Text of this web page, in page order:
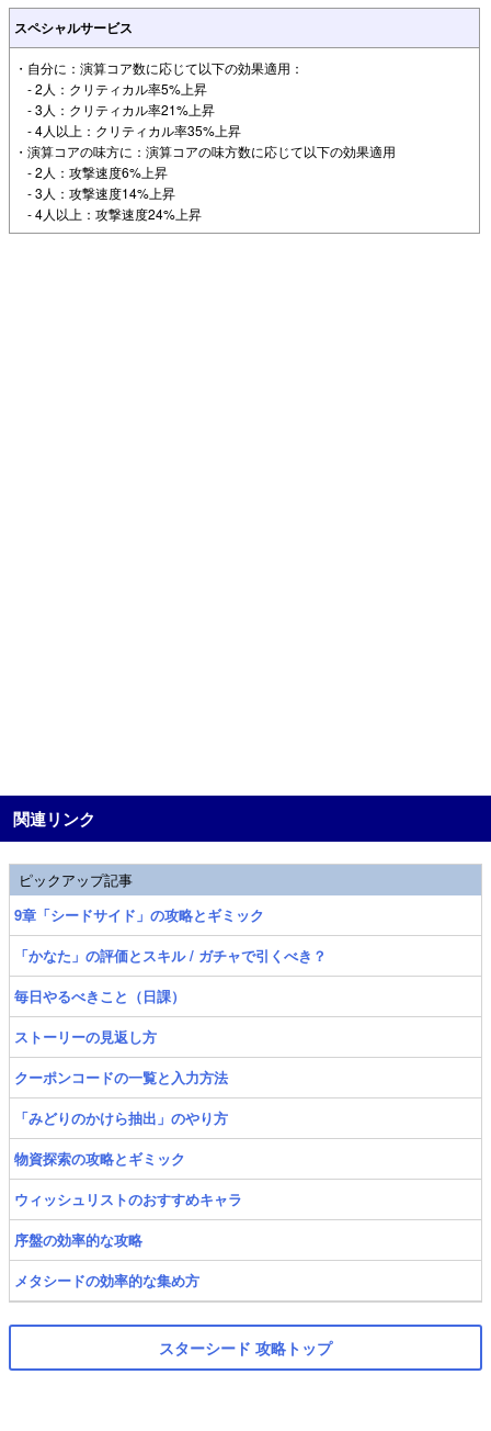
スペシャルサービス
・自分に：演算コア数に応じて以下の効果適用：
- 2人：クリティカル率5%上昇
- 3人：クリティカル率21%上昇
- 4人以上：クリティカル率35%上昇
・演算コアの味方に：演算コアの味方数に応じて以下の効果適用
- 2人：攻撃速度6%上昇
- 3人：攻撃速度14%上昇
- 4人以上：攻撃速度24%上昇
関連リンク
ピックアップ記事
9章「シードサイド」の攻略とギミック
「かなた」の評価とスキル / ガチャで引くべき？
毎日やるべきこと（日課）
ストーリーの見返し方
クーポンコードの一覧と入力方法
「みどりのかけら抽出」のやり方
物資探索の攻略とギミック
ウィッシュリストのおすすめキャラ
序盤の効率的な攻略
メタシードの効率的な集め方
スターシード 攻略トップ